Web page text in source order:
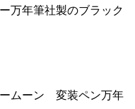
万年筆社製のブラック
ムーン 変装ペン万年